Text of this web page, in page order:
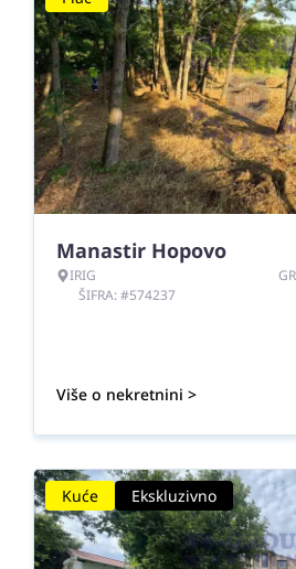
Manastir Hopovo
IRIG
ŠIFRA: #574237
Više o nekretnini >
Kuće Ekskluzivno